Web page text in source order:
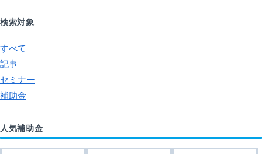
検索対象
すべて
記事
セミナー
補助金
人気補助金